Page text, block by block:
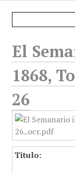
El
1868,
26
Título: